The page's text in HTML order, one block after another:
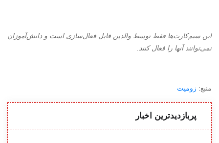
این سیم‌کارت‌ها فقط توسط والدین قابل فعال‌سازی است و دانش‌آموزان
نمی‌توانند آنها را فعال کنند
منبع: زومیت
پربازدیدترین اخبار